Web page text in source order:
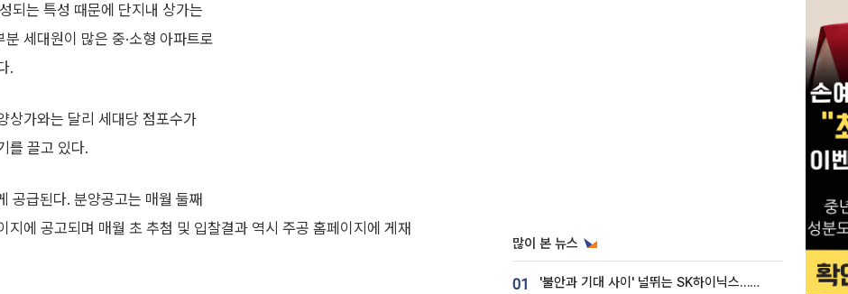
되는 특성 때문에 단지내 상가는
세대원이 많은 중·소형 아파트로
.
상가와는 달리 세대당 점포수가
를 끌고 있다.
공급된다. 분양공고는 매월 둘째
에 공고되며 매월 초 추첨 및 입찰결과 역시 주공 홈페이지에 게재
많이 본 뉴스
01 '불안과 기대 사이' 널뛰는 SK하이닉스…증권가 "HBM4·LTA 기반 펀터멘털 견고"